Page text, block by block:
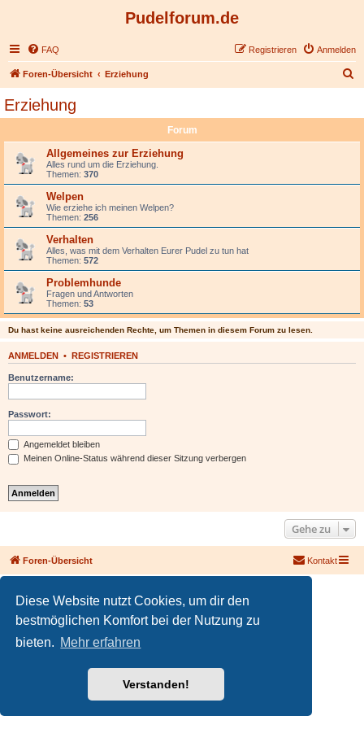
Diese Website nutzt Cookies, um dir den
bestmöglichen Komfort bei der Nutzung zu
bieten. Mehr erfahren
Verstanden!
Pudelforum.de
FAQ Anmelden
Registrieren
Foren-Übersicht Erziehung
Erziehung
Forum
Allgemeines zur Erziehung
Alles rund um die Erziehung.
Themen: 370
Welpen
Wie erziehe ich meinen Welpen?
Themen: 256
Verhalten
Alles, was mit dem Verhalten Eurer Pudel zu tun hat
Themen: 572
Problemhunde
Fragen und Antworten
Themen: 53
Du hast keine ausreichenden Rechte, um Themen in diesem Forum zu lesen.
ANMELDEN • REGISTRIEREN
Benutzername:
Passwort:
Angemeldet bleiben
Meinen Online-Status während dieser Sitzung verbergen
Gehe zu
Foren-Übersicht Kontakt
Deutsche Übersetzung durchphpBB.de
PRIVACY_LINK|TERMS_LINK